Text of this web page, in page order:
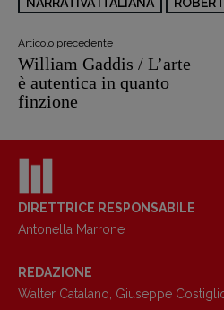
Articolo precedente
William Gaddis / L’arte
è autentica in quanto
finzione
DIRETTRICE RESPONSABILE
Antonella Marrone
REDAZIONE
Walter Catalano Giuseppe